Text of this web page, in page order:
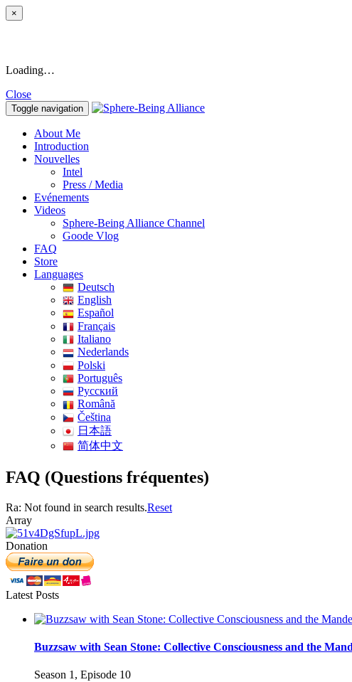
×
Loading…
Close
Toggle navigation
About Me
Introduction
Nouvelles
Intel
Press / Media
Evénements
Videos
Sphere-Being Alliance Channel
Goode Vlog
FAQ
Store
Languages
Deutsch
English
Español
Français
Italiano
Nederlands
Polski
Português
Pусский
Română
Čeština
日本語
简体中文
FAQ (Questions fréquentes)
Ra: Not found in search results.Reset
Array
Donation
Latest Posts
Buzzsaw with Sean Stone: Collective Consciousness and the
Season 1, Episode 10